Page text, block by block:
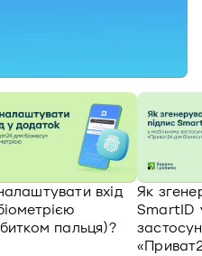
вхід
пальця)?
Як
SmartID